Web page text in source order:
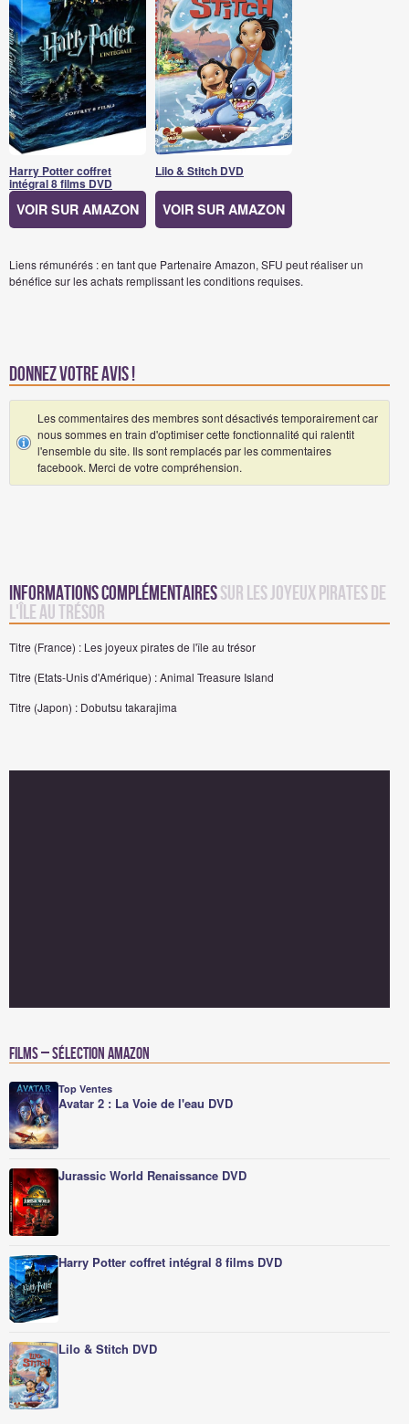
Harry Potter coffret
intégral 8 films DVD
VOIR SUR AMAZON
Lilo & Stitch DVD
VOIR SUR AMAZON
Liens rémunérés : en tant que Partenaire Amazon, SFU peut réaliser un
bénéfice sur les achats remplissant les conditions requises.
Donnez votre avis !
Les commentaires des membres sont désactivés temporairement car
nous sommes en train d'optimiser cette fonctionnalité qui ralentit
l'ensemble du site. Ils sont remplacés par les commentaires
facebook. Merci de votre compréhension.
Informations complémentairessur Les joyeux pirates de
l'île au trésor
Titre (France) : Les joyeux pirates de l'île au trésor
Titre (Etats-Unis d'Amérique) : Animal Treasure Island
Titre (Japon) : Dobutsu takarajima
Films – Sélection Amazon
Top Ventes
Avatar 2 : La Voie de l'eau DVD
Jurassic World Renaissance DVD
Harry Potter coffret intégral 8 films DVD
Lilo & Stitch DVD